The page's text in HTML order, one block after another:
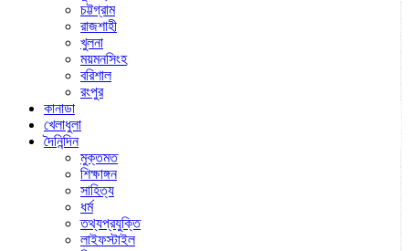
চট্টগ্রাম
রাজশাহী
খুলনা
ময়মনসিংহ
বরিশাল
রংপুর
কানাডা
খেলাধুলা
দৈনিন্দিন
মুক্তমত
শিক্ষাঙ্গন
সাহিত্য
ধর্ম
তথ্যপ্রযুক্তি
লাইফস্টাইল